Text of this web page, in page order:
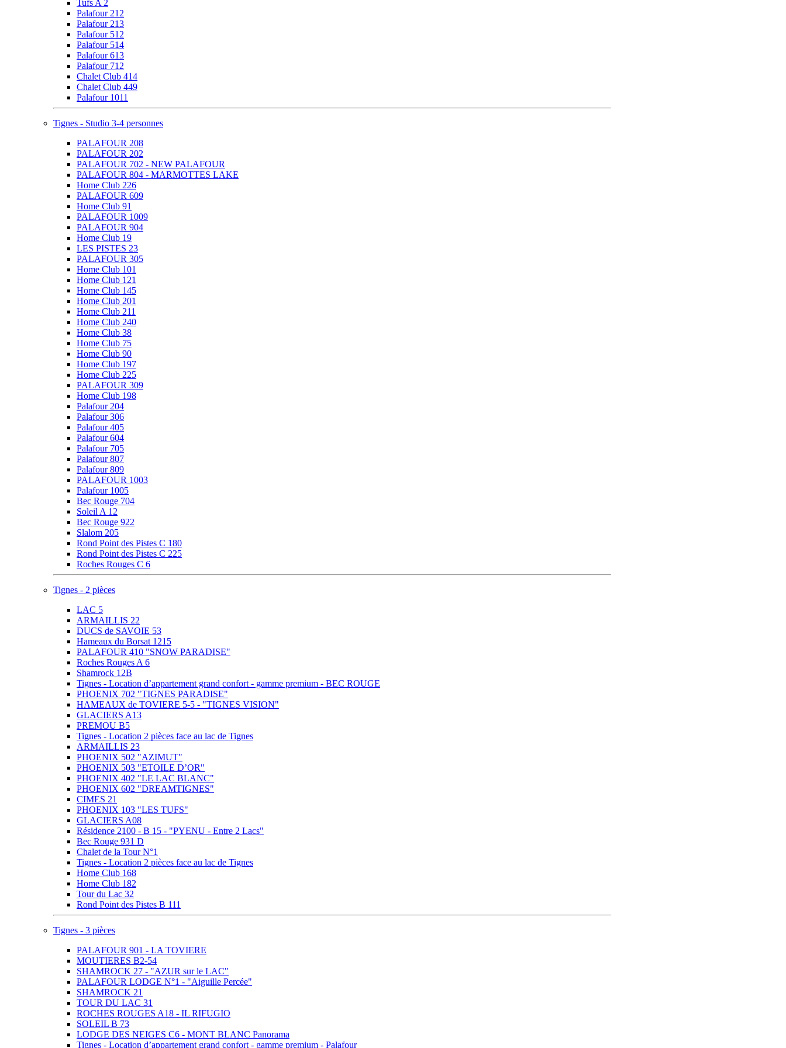
Tufs A 2
Palafour 212
Palafour 213
Palafour 512
Palafour 514
Palafour 613
Palafour 712
Chalet Club 414
Chalet Club 449
Palafour 1011
Tignes - Studio 3-4 personnes
PALAFOUR 208
PALAFOUR 202
PALAFOUR 702 - NEW PALAFOUR
PALAFOUR 804 - MARMOTTES LAKE
Home Club 226
PALAFOUR 609
Home Club 91
PALAFOUR 1009
PALAFOUR 904
Home Club 19
LES PISTES 23
PALAFOUR 305
Home Club 101
Home Club 121
Home Club 145
Home Club 201
Home Club 211
Home Club 240
Home Club 38
Home Club 75
Home Club 90
Home Club 197
Home Club 225
PALAFOUR 309
Home Club 198
Palafour 204
Palafour 306
Palafour 405
Palafour 604
Palafour 705
Palafour 807
Palafour 809
PALAFOUR 1003
Palafour 1005
Bec Rouge 704
Soleil A 12
Bec Rouge 922
Slalom 205
Rond Point des Pistes C 180
Rond Point des Pistes C 225
Roches Rouges C 6
Tignes - 2 pièces
LAC 5
ARMAILLIS 22
DUCS de SAVOIE 53
Hameaux du Borsat 1215
PALAFOUR 410 "SNOW PARADISE"
Roches Rouges A 6
Shamrock 12B
Tignes - Location d’appartement grand confort - gamme premium - BEC ROUGE
PHOENIX 702 "TIGNES PARADISE"
HAMEAUX de TOVIERE 5-5 - "TIGNES VISION"
GLACIERS A13
PREMOU B5
Tignes - Location 2 pièces face au lac de Tignes
ARMAILLIS 23
PHOENIX 502 "AZIMUT"
PHOENIX 503 "ETOILE D’OR"
PHOENIX 402 "LE LAC BLANC"
PHOENIX 602 "DREAMTIGNES"
CIMES 21
PHOENIX 103 "LES TUFS"
GLACIERS A08
Résidence 2100 - B 15 - "PYENU - Entre 2 Lacs"
Bec Rouge 931 D
Chalet de la Tour N°1
Tignes - Location 2 pièces face au lac de Tignes
Home Club 168
Home Club 182
Tour du Lac 32
Rond Point des Pistes B 111
Tignes - 3 pièces
PALAFOUR 901 - LA TOVIERE
MOUTIERES B2-54
SHAMROCK 27 - "AZUR sur le LAC"
PALAFOUR LODGE N°1 - "Aiguille Percée"
SHAMROCK 21
TOUR DU LAC 31
ROCHES ROUGES A18 - IL RIFUGIO
SOLEIL B 73
LODGE DES NEIGES C6 - MONT BLANC Panorama
Tignes - Location d’appartement grand confort - gamme premium - Palafour